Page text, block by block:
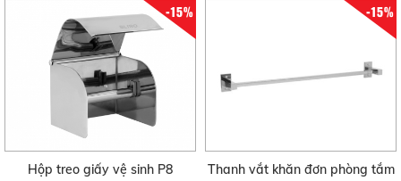
-15%
Hộp treo giấy vệ sinh P8
-15%
Thanh vắt khăn đơn phòng tắm